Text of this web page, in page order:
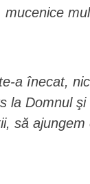
a înecat,
la Domnul
să